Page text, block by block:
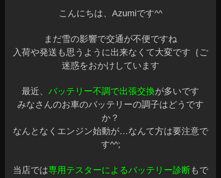
こんにちは、Azumiです^^
まだ雪の影響で交通が不便ですね
入荷や発送も思うように出来なくて大変です｛ご
迷惑をおかけしています
最近、 バッテリー不調で出張交換が多いです
みなさんのお車のバッテリーの調子はどうです
か？
なんとなくエンジン始動が…なんて方は要注意で
す^^;
当店では専用テスターによるバッテリー診断もで